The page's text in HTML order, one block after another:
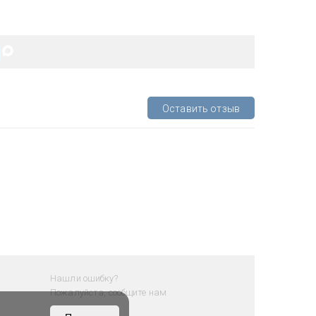
Оставить отзыв
Нашли ошибку?
Пожалуйста, сообщите нам